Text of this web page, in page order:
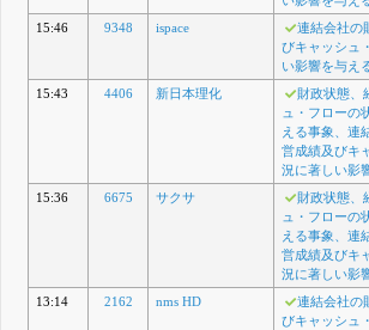
15:46
9348 ispace
連結会社の
びキャッシュ
い影響を与え
15:43
4406 新日本理化
財政状態、
ュ・フローの
える事象、連
営成績及びキ
況に著しい影
15:36
6675 サクサ
財政状態、
ュ・フローの
える事象、連
営成績及びキ
況に著しい影
13:14
2162 nms HD
連結会社の
びキャッシュ